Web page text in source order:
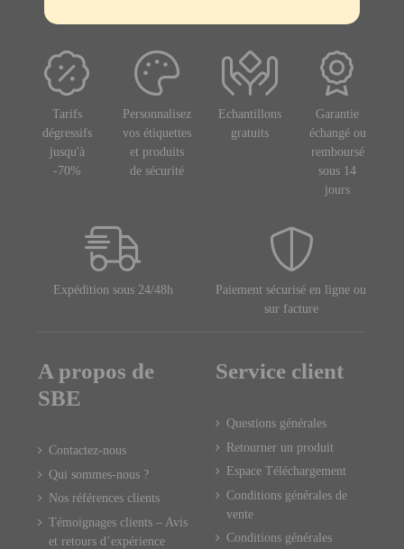
Tarifs
dégressifs
jusqu'à
-70%
Personnalisez
vos étiquettes
et produits
de sécurité
Echantillons
gratuits
Garantie
échangé ou
remboursé
sous 14
jours
Expédition sous 24/48h
Paiement sécurisé en ligne ou
sur facture
A propos de
SBE
Contactez-nous
Qui sommes-nous ?
Nos références clients
Témoignages clients – Avis
et retours d’expérience
Service client
Questions générales
Retourner un produit
Espace Téléchargement
Conditions générales de
vente
Conditions générales